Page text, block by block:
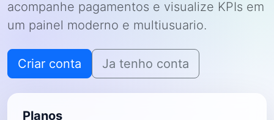
acompanhe pagamentos e visualize KPIs em
um painel moderno e multiusuario.
Criar conta Ja tenho conta
Planos